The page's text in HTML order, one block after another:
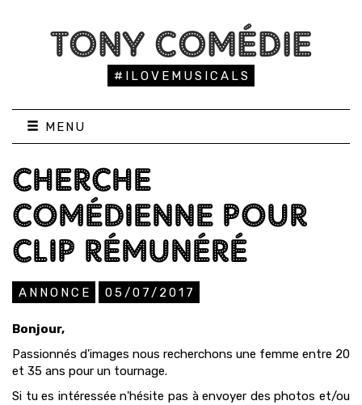
TONY COMÉDIE
#ILOVEMUSICALS
MENU
CHERCHE
COMÉDIENNE POUR
CLIP RÉMUNÉRÉ
ANNONCE 05/07/2017
Bonjour,
Passionnés d'images nous recherchons une femme entre 20
et 35 ans pour un tournage.
Si tu es intéressée n'hésite pas à envoyer des photos et/ou